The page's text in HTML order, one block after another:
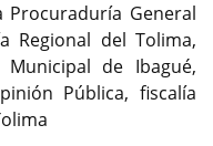
Procuraduría General
Regional del Tolima,
Municipal de Ibagué,
Pública, fiscalía